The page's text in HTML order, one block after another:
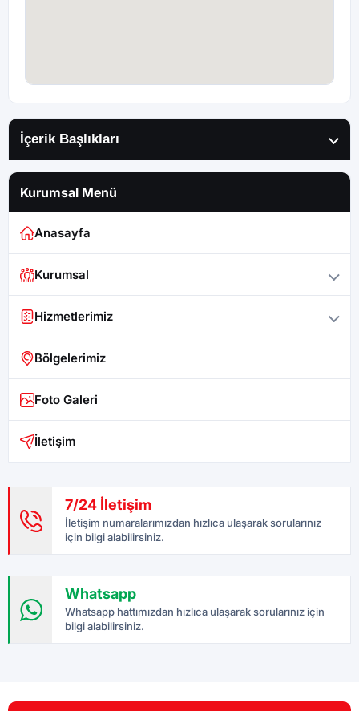
İçerik Başlıkları
Kurumsal Menü
Anasayfa
Kurumsal
Hizmetlerimiz
Bölgelerimiz
Foto Galeri
İletişim
7/24 İletişim
İletişim numaralarımızdan hızlıca ulaşarak sorularınız
için bilgi alabilirsiniz.
Whatsapp
Whatsapp hattımızdan hızlıca ulaşarak sorularınız için
bilgi alabilirsiniz.